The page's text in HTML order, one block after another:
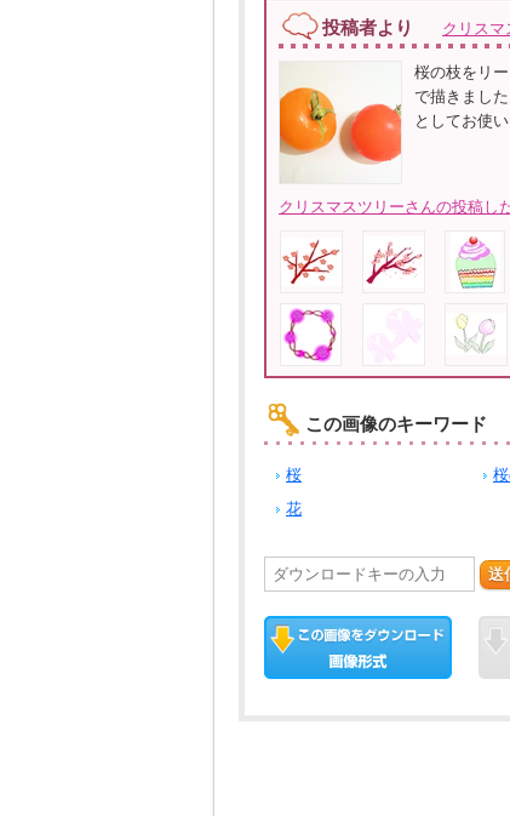
投稿者より クリスマ
桜の枝をリ
で描きまし
としてお使
クリスマスツリーさんの投稿し
この画像のキーワード
桜
花
送